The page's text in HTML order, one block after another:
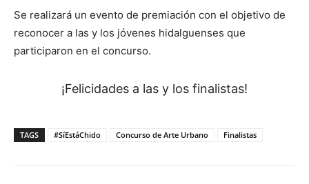
Se realizará un evento de premiación con el objetivo de
reconocer a las y los jóvenes hidalguenses que
participaron en el concurso.
¡Felicidades a las y los finalistas!
TAGS #SíEstáChido Concurso de Arte Urbano Finalistas